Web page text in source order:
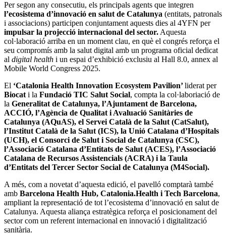
Per segon any consecutiu, els principals agents que integren
l’ecosistema d’innovació en salut de Catalunya (entitats, patronals
i associacions) participen conjuntament aquests dies al 4YFN per
impulsar la projecció internacional del sector. Aquesta
col·laboració arriba en un moment clau, en què el congrés reforça el
seu compromís amb la salut digital amb un programa oficial dedicat
al digital health i un espai d’exhibició exclusiu al Hall 8.0, annex al
Mobile World Congress 2025.
El ‘Catalonia Health Innovation Ecosystem Pavilion’liderat per
Biocat i la Fundació TIC Salut Social, compta la col·laboriació de
la Generalitat de Catalunya, l’Ajuntament de Barcelona,
ACCIÓ, l’Agència de Qualitat i Avaluació Sanitàries de
Catalunya (AQuAS), el Servei Català de la Salut (CatSalut),
l’Institut Català de la Salut (ICS), la Unió Catalana d’Hospitals
(UCH), el Consorci de Salut i Social de Catalunya (CSC),
l’Associació Catalana d’Entitats de Salut (ACES), l’Associació
Catalana de Recursos Assistencials (ACRA) i la Taula
d’Entitats del Tercer Sector Social de Catalunya (M4Social).
A més, com a novetat d’aquesta edició, el pavelló comptarà també
amb Barcelona Health Hub, Catalonia.Health i Tech Barcelona,
ampliant la representació de tot l’ecosistema d’innovació en salut de
Catalunya. Aquesta aliança estratègica reforça el posicionament del
sector com un referent internacional en innovació i digitalització
sanitària.